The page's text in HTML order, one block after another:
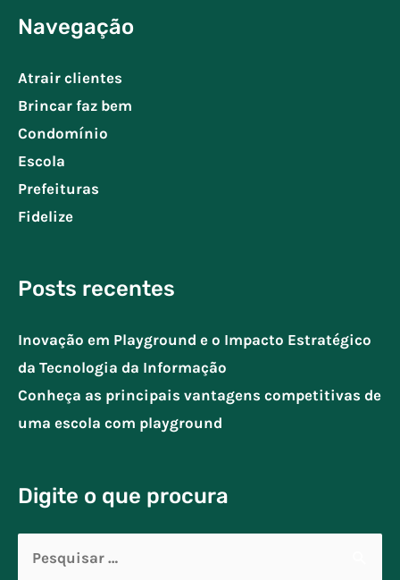
Navegação
Atrair clientes
Brincar faz bem
Condomínio
Escola
Prefeituras
Fidelize
Posts recentes
Inovação em Playground e o Impacto Estratégico
da Tecnologia da Informação
Conheça as principais vantagens competitivas de
uma escola com playground
Digite o que procura